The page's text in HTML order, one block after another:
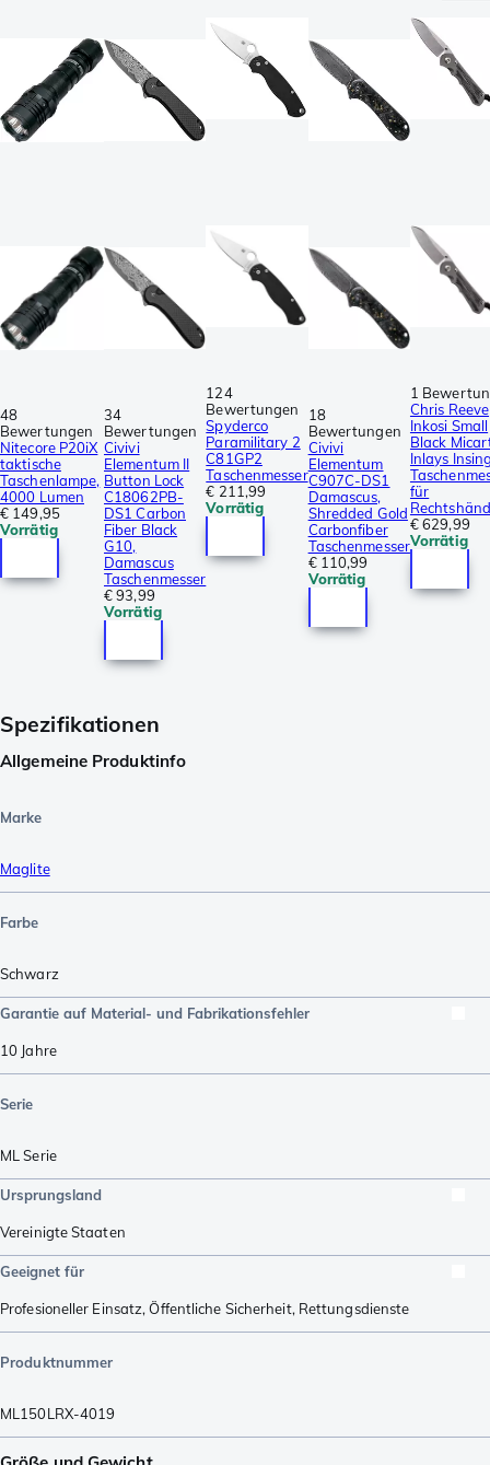
48
Bewertungen
Nitecore P20iX
taktische
Taschenlampe,
4000 Lumen
€ 149,95
Vorrätig
34
Bewertungen
Civivi
Elementum II
Button Lock
C18062PB-
DS1 Carbon
Fiber Black
G10,
Damascus
Taschenmesser
€ 93,99
Vorrätig
124
Bewertungen
Spyderco
Paramilitary 2
C81GP2
Taschenmesser
€ 211,99
Vorrätig
18
Bewertungen
Civivi
Elementum
C907C-DS1
Damascus,
Shredded Gold
Carbonfiber
Taschenmesser
€ 110,99
Vorrätig
1
Chris Reeve
Inkosi Small
Black
Inlays
für
€ 629,99
Vorrätig
Spezifikationen
Allgemeine Produktinfo
Marke
Maglite
Farbe
Schwarz
Garantie auf Material- und Fabrikationsfehler
10 Jahre
Serie
ML Serie
Ursprungsland
Vereinigte Staaten
Geeignet für
Profesioneller Einsatz,Öffentliche Sicherheit, Rettungsdienste
Produktnummer
ML150LRX-4019